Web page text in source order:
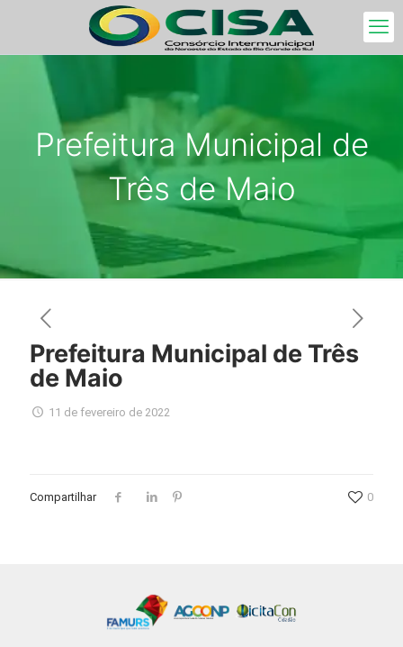
Prefeitura Municipal de
Três de Maio
Prefeitura Municipal de Três
de Maio
11 de fevereiro de 2022
Compartilhar 0